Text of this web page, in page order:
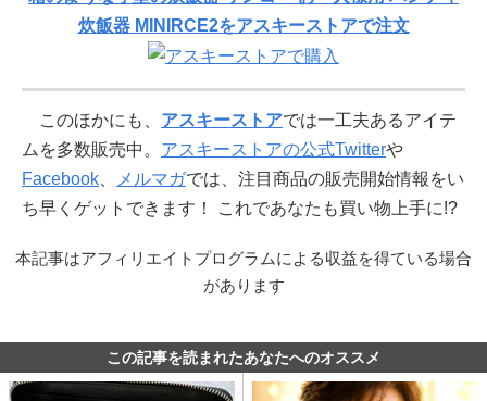
炊飯器 MINIRCE2をアスキーストアで注文
このほかにも、 アスキーストアでは一工夫あるアイテ
ムを多数販売中。 アスキーストアの公式Twitterや
Facebook、 メルマガでは、注目商品の販売開始情報をい
ち早くゲットできます！ これであなたも買い物上手に!?
本記事はアフィリエイトプログラムによる収益を得ている場合
があります
この記事を読まれたあなたへのオススメ